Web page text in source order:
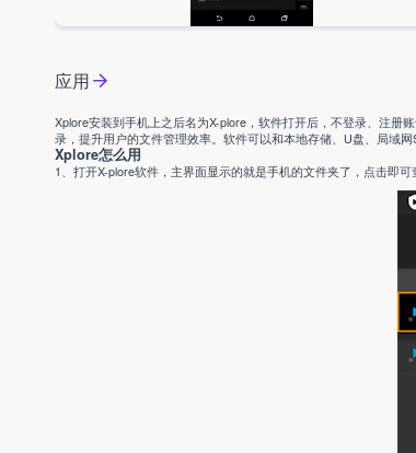
应用
Xplore安装到手机上之后名为X-plore，软件打开后，不登录、注册
录，提升用户的文件管理效率。软件可以和本地存储、U盘、局域
Xplore怎么用
1、打开X-plore软件，主界面显示的就是手机的文件夹了，点击即可